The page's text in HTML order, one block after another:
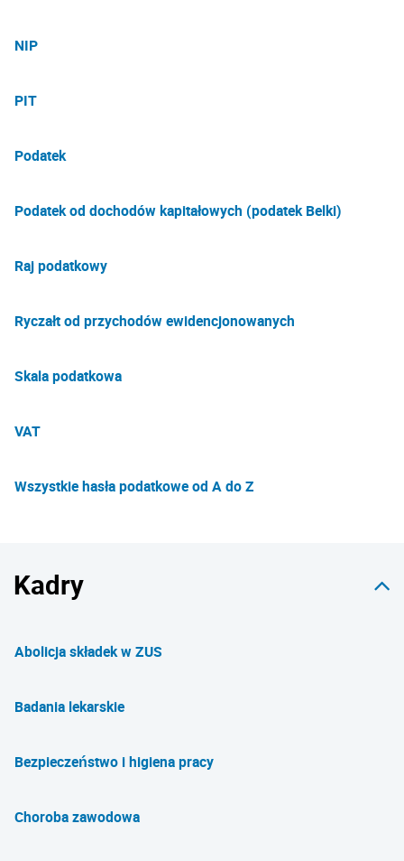
NIP
PIT
Podatek
Podatek od dochodów kapitałowych (podatek Belki)
Raj podatkowy
Ryczałt od przychodów ewidencjonowanych
Skala podatkowa
VAT
Wszystkie hasła podatkowe od A do Z
Kadry
Abolicja składek w ZUS
Badania lekarskie
Bezpieczeństwo i higiena pracy
Choroba zawodowa